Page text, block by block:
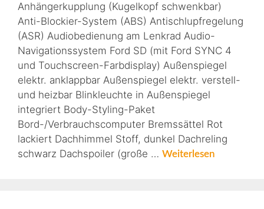
Anhängerkupplung (Kugelkopf schwenkbar)
Anti-Blockier-System (ABS) Antischlupfregelung
(ASR) Audiobedienung am Lenkrad Audio-
Navigationssystem Ford SD (mit Ford SYNC 4
und Touchscreen-Farbdisplay) Außenspiegel
elektr. anklappbar Außenspiegel elektr. verstell-
und heizbar Blinkleuchte in Außenspiegel
integriert Body-Styling-Paket
Bord-/Verbrauchscomputer Bremssättel Rot
lackiert Dachhimmel Stoff, dunkel Dachreling
schwarz Dachspoiler (große … Weiterlesen